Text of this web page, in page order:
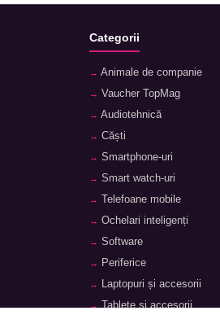
Categorii
Animale de companie
Vaucher TopMag
Audiotehnică
Căști
Smartphone-uri
Smart watch-uri
Telefoane mobile
Ochelari inteligenți
Software
Periferice
Laptopuri și accesorii
Tablete și accesorii